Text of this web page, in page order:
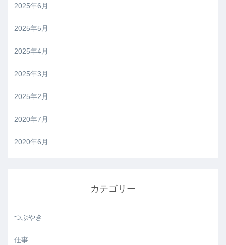
2025年6月
2025年5月
2025年4月
2025年3月
2025年2月
2020年7月
2020年6月
カテゴリー
つぶやき
仕事